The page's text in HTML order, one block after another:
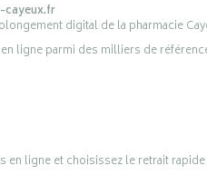
cayeux.fr
digital de la pharmacie
ligne parmi des milliers de
ligne et choisissez le retrait